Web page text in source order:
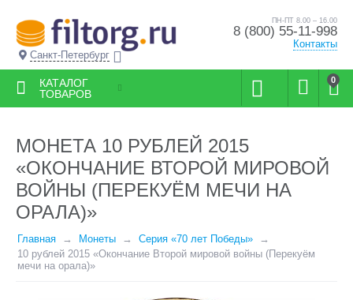
Санкт-Петербург
ПН-ПТ 8.00 – 16.00
8 (800) 55-11-998
Контакты
0
КАТАЛОГ
ТОВАРОВ
МОНЕТА 10 РУБЛЕЙ 2015
«ОКОНЧАНИЕ ВТОРОЙ МИРОВОЙ
ВОЙНЫ (ПЕРЕКУЁМ МЕЧИ НА
ОРАЛА)»
Главная Монеты
Серия «70 лет Победы»
10 рублей 2015 «Окончание Второй мировой войны (Перекуём
мечи на орала)»